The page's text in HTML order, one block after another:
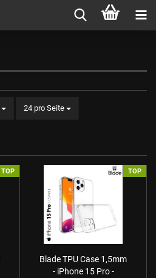
24 pro Seite
TOP TOP
Blade TPU Case 1,5mm
- iPhone 15 Pro -